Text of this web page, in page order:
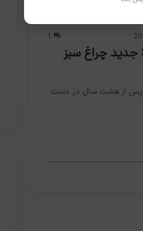
1
شایعه: Splinter Cell جدید چراغ سبز
نسخه‌ی جدید Splinter Cell پس از هشت سال در دست